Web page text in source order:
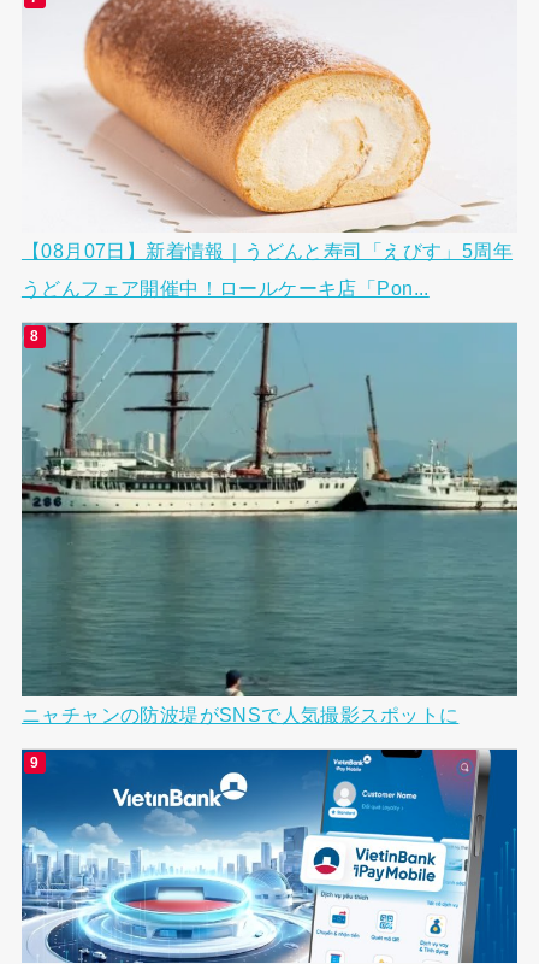
【08月07日】新着情報｜うどんと寿司「えびす」5周年
うどんフェア開催中！ロールケーキ店「Pon...
ニャチャンの防波堤がSNSで人気撮影スポットに